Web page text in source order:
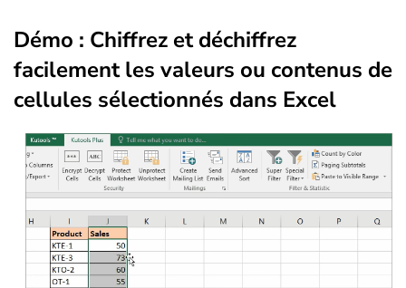
Démo : Chiffrez et déchiffrez
facilement les valeurs ou contenus de
cellules sélectionnés dans Excel